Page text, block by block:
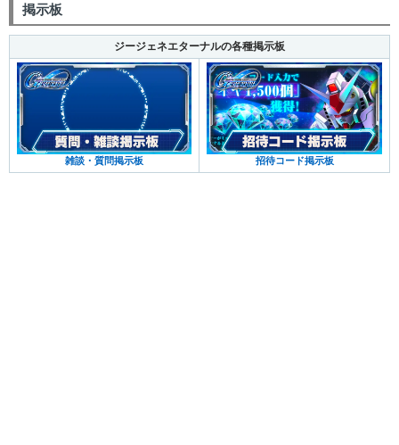
掲示板
ジージェネエターナルの各種掲示板
雑談・質問掲示板 招待コード掲示板